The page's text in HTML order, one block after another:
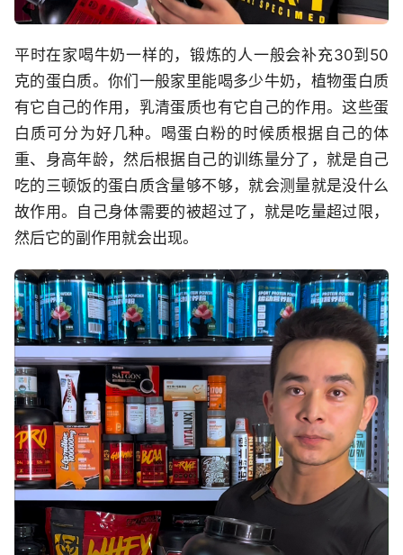
平时在家喝牛奶一样的，锻炼的人一般会补充30到50
克的蛋白质。你们一般家里能喝多少牛奶，植物蛋白质
有它自己的作用，乳清蛋质也有它自己的作用。这些蛋
白质可分为好几种。喝蛋白粉的时候质根据自己的体
重、身高年龄，然后根据自己的训练量分了，就是自己
吃的三顿饭的蛋白质含量够不够，就会测量就是没什么
故作用。自己身体需要的被超过了，就是吃量超过限，
然后它的副作用就会出现。